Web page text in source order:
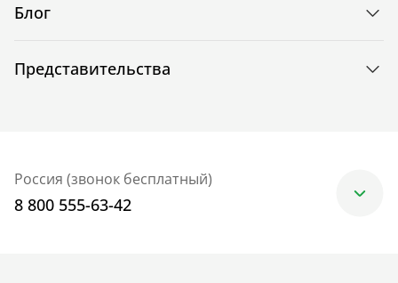
Блог
Представительства
Россия (звонок бесплатный)
8 800 555-63-42